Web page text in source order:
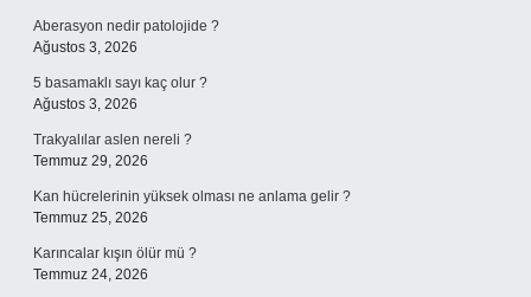
Aberasyon nedir patolojide ?
Ağustos 3, 2026
5 basamaklı sayı kaç olur ?
Ağustos 3, 2026
Trakyalılar aslen nereli ?
Temmuz 29, 2026
Kan hücrelerinin yüksek olması ne anlama gelir ?
Temmuz 25, 2026
Karıncalar kışın ölür mü ?
Temmuz 24, 2026